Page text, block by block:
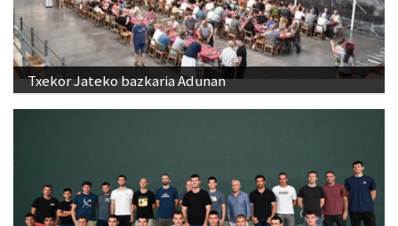
Txekor Jateko bazkaria Adunan